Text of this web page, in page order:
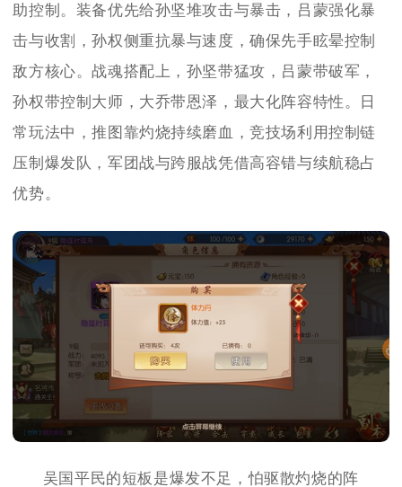
助控制。装备优先给孙坚堆攻击与暴击，吕蒙强化暴
击与收割，孙权侧重抗暴与速度，确保先手眩晕控制
敌方核心。战魂搭配上，孙坚带猛攻，吕蒙带破军，
孙权带控制大师，大乔带恩泽，最大化阵容特性。日
常玩法中，推图靠灼烧持续磨血，竞技场利用控制链
压制爆发队，军团战与跨服战凭借高容错与续航稳占
优势。
吴国平民的短板是爆发不足，怕驱散灼烧的阵